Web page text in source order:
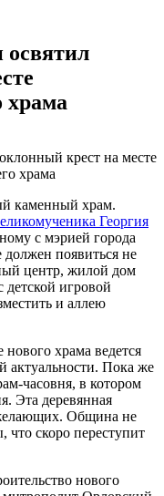
освятил
храма
каменный храм.
Георгия
с мэрией города
должен появиться не
центр, жилой дом
игровой
и аллею
нового храма ведется
актуальности. Пока же
часовня, в котором
Эта деревянная
Община не
что скоро переступит
нового